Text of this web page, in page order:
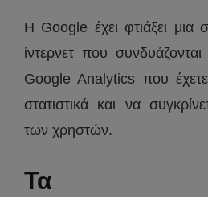
Η Google έχει φτιάξει μια
ίντερνετ που
Google Analytics που
στατιστικά και να
των χρηστών.
Τα